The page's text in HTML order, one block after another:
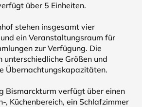
über 5 Einheiten.
stehen insgesamt vier
ein Veranstaltungsraum für
zur Verfügung. Die
unterschiedliche Größen und
Übernachtungskapazitäten.
Bismarckturm verfügt über einen
, Küchenbereich, ein Schlafzimmer